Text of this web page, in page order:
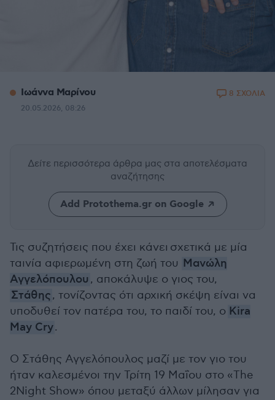
Ιωάννα Μαρίνου
20.05.2026, 08:26
8 ΣΧΟΛΙΑ
Δείτε περισσότερα άρθρα μας στα αποτελέσματα
αναζήτησης
Add Protothema.gr on Google
Τις συζητήσεις που έχει κάνει σχετικά με μία
ταινία αφιερωμένη στη ζωή του Μανώλη
Αγγελόπουλου , αποκάλυψε ο γιος του,
Στάθης, τονίζοντας ότι αρχική σκέψη είναι να
υποδυθεί τον πατέρα του, το παιδί του, o Kira
May Cry.
Ο Στάθης Αγγελόπουλος μαζί με τον γιο του
ήταν καλεσμένοι την Τρίτη 19 Μαΐου στο «The
2Night Show» όπου μεταξύ άλλων μίλησαν για